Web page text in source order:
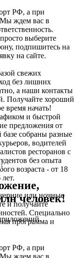
РФ, а при
ждем вас в
выберите
подпишитесь на
на сайте.
свежих
без лишних
а наши контакты
Получайте хороший
время начать!
и быстрой
предложения от
собраны разные
водителей
ресторанов с
без опыта
возраста - от 18
или ночные
и получайте
Специально
программа и
РФ, а при
Мы ждем вас в
человек!